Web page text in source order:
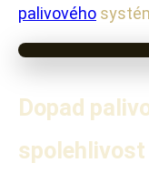
palivového
Dopad